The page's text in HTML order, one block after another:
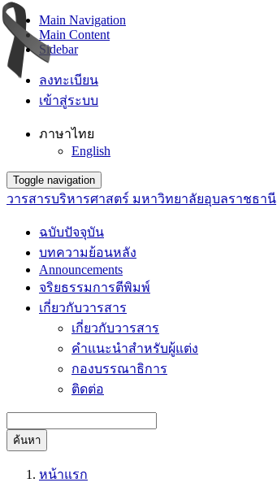
Main Navigation
Main Content
Sidebar
ลงทะเบียน
เข้าสู่ระบบ
ภาษาไทย
English
Toggle navigation
วารสารบริหารศาสตร์ มหาวิทยาลัยอุบลราชธานี
ฉบับปัจจุบัน
บทความย้อนหลัง
Announcements
จริยธรรมการตีพิมพ์
เกี่ยวกับวารสาร
เกี่ยวกับวารสาร
คำแนะนำสำหรับผู้แต่ง
กองบรรณาธิการ
ติดต่อ
ค้นหา
หน้าแรก